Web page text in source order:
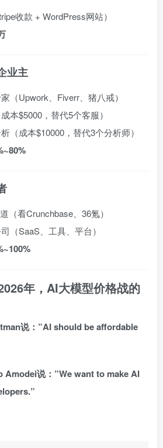
收款 + WordPress网站）
业主
（Upwork、Fiverr、猪八戒）
本$5000，替代5个客服）
（成本$10000，替代3个分析师）
（看Crunchbase、36氪）
（SaaS、工具、平台）
年，AI大模型价格战的
说：”AI should be affordable
说：”We want to make AI